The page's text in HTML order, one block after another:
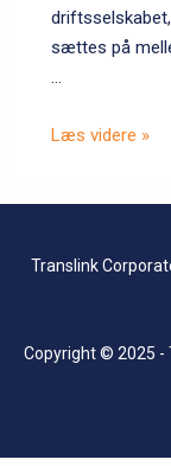
sættes på
Nyhedsbrev
Læs videre »
Translink
Copyright © 2025 -